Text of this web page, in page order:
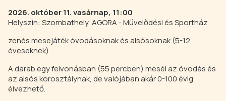
2026. október 11. vasárnap, 11:00
Helyszín: Szombathely, AGORA - Művelődési és Sportház
zenés mesejáték óvodásoknak és alsósoknak (5-12
éveseknek)
A darab egy felvonásban (55 percben) mesél az óvodás és
az alsós korosztálynak, de valójában akár 0-100 évig
élvezhető.